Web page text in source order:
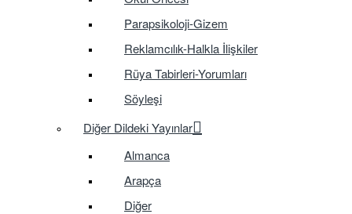
Parapsikoloji-Gizem
Reklamcılık-Halkla İlişkiler
Rüya Tabirleri-Yorumları
Söyleşi
Diğer Dildeki Yayınlar
Almanca
Arapça
Diğer